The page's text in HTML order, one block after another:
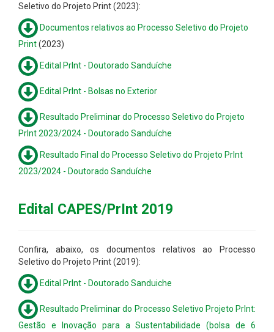
Seletivo do Projeto Print (2023):
Documentos relativos ao Processo Seletivo do Projeto
Print(2023)
Edital PrInt - Doutorado Sanduíche
Edital PrInt - Bolsas no Exterior
Resultado Preliminar do Processo Seletivo do Projeto
PrInt 2023/2024 - Doutorado Sanduíche
Resultado Final do Processo Seletivo do Projeto PrInt
2023/2024 - Doutorado Sanduíche
Edital CAPES/PrInt 2019
Confira, abaixo, os documentos relativos ao Processo
Seletivo do Projeto Print (2019):
Edital PrInt - Doutorado Sanduiche
Resultado Preliminar do Processo Seletivo Projeto PrInt:
Gestão e Inovação para a Sustentabilidade (bolsa de 6